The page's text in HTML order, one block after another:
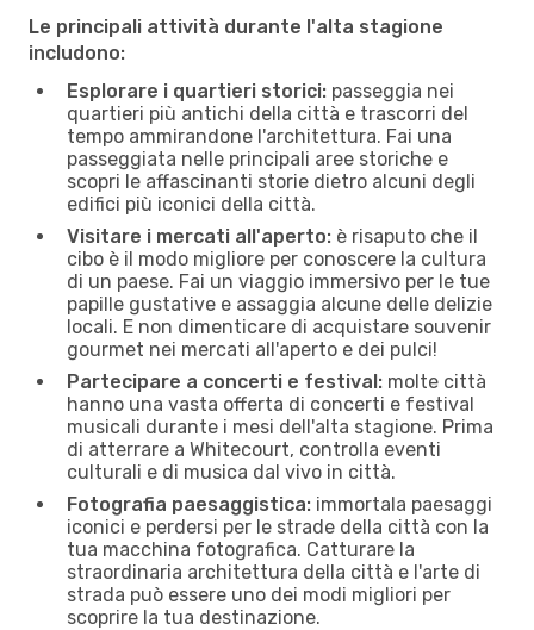
Le principali attività durante l'alta stagione
includono:
Esplorare i quartieri storici: passeggia nei
quartieri più antichi della città e trascorri del
tempo ammirandone l'architettura. Fai una
passeggiata nelle principali aree storiche e
scopri le affascinanti storie dietro alcuni degli
edifici più iconici della città.
Visitare i mercati all'aperto: è risaputo che il
cibo è il modo migliore per conoscere la cultura
di un paese. Fai un viaggio immersivo per le tue
papille gustative e assaggia alcune delle delizie
locali. E non dimenticare di acquistare souvenir
gourmet nei mercati all'aperto e dei pulci!
Partecipare a concerti e festival: molte città
hanno una vasta offerta di concerti e festival
musicali durante i mesi dell'alta stagione. Prima
di atterrare a Whitecourt, controlla eventi
culturali e di musica dal vivo in città.
Fotografia paesaggistica: immortala paesaggi
iconici e perdersi per le strade della città con la
tua macchina fotografica. Catturare la
straordinaria architettura della città e l'arte di
strada può essere uno dei modi migliori per
scoprire la tua destinazione.